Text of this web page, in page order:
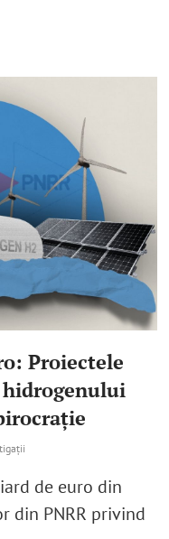
Proiectele
de euro din
din PNRR privind